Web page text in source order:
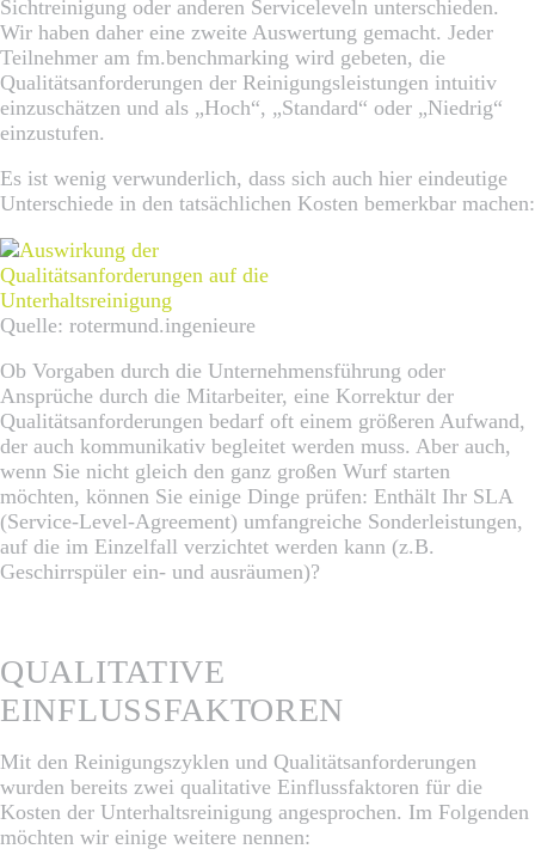
Sichtreinigung oder anderen Serviceleveln unterschieden.
Wir haben daher eine zweite Auswertung gemacht. Jeder
Teilnehmer am fm.benchmarking wird gebeten, die
Qualitätsanforderungen der Reinigungsleistungen intuitiv
einzuschätzen und als „Hoch“, „Standard“ oder „Niedrig“
einzustufen.
Es ist wenig verwunderlich, dass sich auch hier eindeutige
Unterschiede in den tatsächlichen Kosten bemerkbar machen:
Quelle: rotermund.ingenieure
Ob Vorgaben durch die Unternehmensführung oder
Ansprüche durch die Mitarbeiter, eine Korrektur der
Qualitätsanforderungen bedarf oft einem größeren Aufwand,
der auch kommunikativ begleitet werden muss. Aber auch,
wenn Sie nicht gleich den ganz großen Wurf starten
möchten, können Sie einige Dinge prüfen: Enthält Ihr SLA
(Service-Level-Agreement) umfangreiche Sonderleistungen,
auf die im Einzelfall verzichtet werden kann (z.B.
Geschirrspüler ein- und ausräumen)?
QUALITATIVE
EINFLUSSFAKTOREN
Mit den Reinigungszyklen und Qualitätsanforderungen
wurden bereits zwei qualitative Einflussfaktoren für die
Kosten der Unterhaltsreinigung angesprochen. Im Folgenden
möchten wir einige weitere nennen: